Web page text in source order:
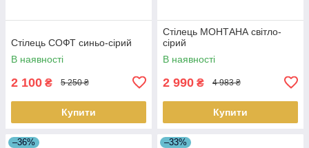
Стілець СОФТ синьо-сірий
В наявності
2 100 ₴ 5 250 ₴
Купити
Стілець МОНТАНА світло-
сірий
В наявності
2 990 ₴ 4 983 ₴
Купити
–36% –33%